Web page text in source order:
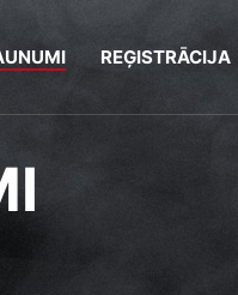
REĢISTRĀCIJA